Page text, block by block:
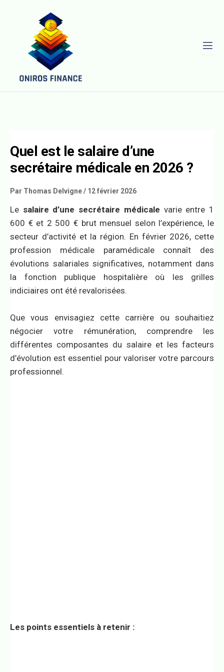
Quel est le salaire d’une
secrétaire médicale en 2026 ?
Par Thomas Delvigne/ 12 février 2026
Le salaire d’une secrétaire médicale varie entre 1
600 € et 2 500 € brut mensuel selon l’expérience, le
secteur d’activité et la région. En février 2026, cette
profession médicale paramédicale connaît des
évolutions salariales significatives, notamment dans
la fonction publique hospitalière où les grilles
indiciaires ont été revalorisées.
Que vous envisagiez cette carrière ou souhaitiez
négocier votre rémunération, comprendre les
différentes composantes du salaire et les facteurs
d’évolution est essentiel pour valoriser votre parcours
professionnel.
Les points essentiels à retenir :